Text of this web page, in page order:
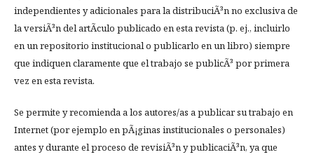
independientes y adicionales para la distribuciÃ³n no exclusiva de
la versiÃ³n del artÃ­culo publicado en esta revista (p. ej., incluirlo
en un repositorio institucional o publicarlo en un libro) siempre
que indiquen claramente que el trabajo se publicÃ³ por primera
vez en esta revista.
Se permite y recomienda a los autores/as a publicar su trabajo en
Internet (por ejemplo en pÃ¡ginas institucionales o personales)
antes y durante el proceso de revisiÃ³n y publicaciÃ³n, ya que